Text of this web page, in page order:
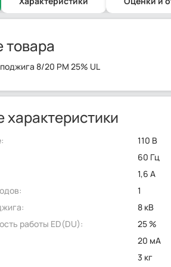
8/20 PM 25% UL
110 В
60 Гц
1,6 А
1
8 кВ
работы ED(DU):
25 %
20 мА
3 кг